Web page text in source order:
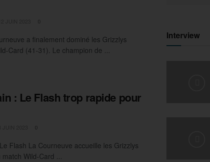
a finalement dominé les Grizzlys
Card (41-31). Le champion de ...
: Le Flash trop rapide pour
Flash La Courneuve accueille les Grizzlys
Wild-Card ...
Interview